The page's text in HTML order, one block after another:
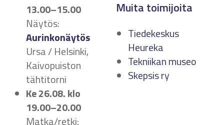
13.00–15.00
Näytös:
Aurinkonäytös
Ursa / Helsinki,
Kaivopuiston
tähtitorni
Ke 26.08.klo
19.00–20.00
Matka/retki:
Muita toimijoita
Tiedekeskus
Heureka
Tekniikan museo
Skepsis ry